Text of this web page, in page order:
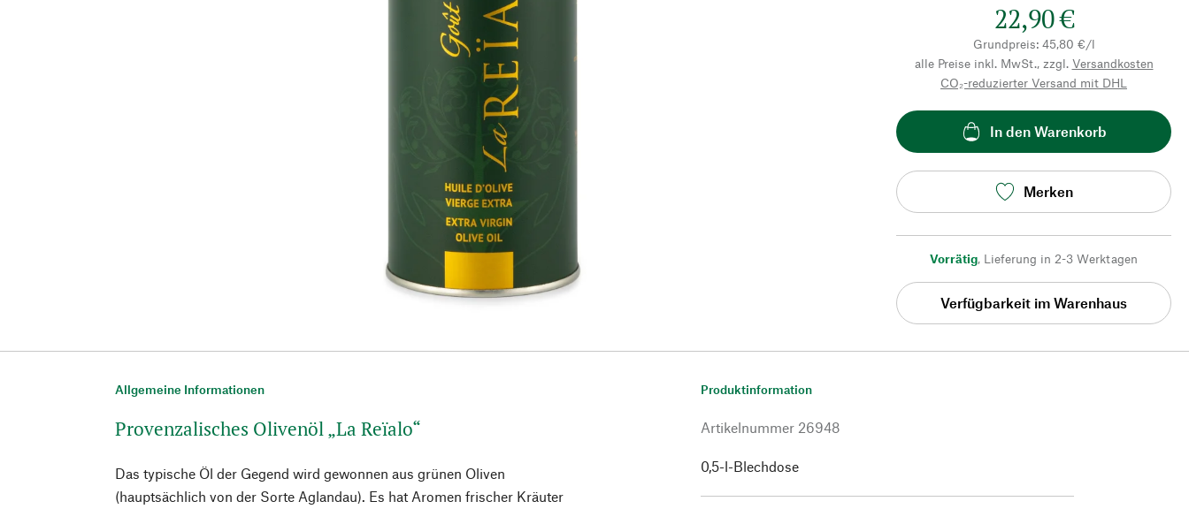
22,90 €
Grundpreis: 45,80 €/l
alle Preise inkl. MwSt., zzgl. Versandkosten
CO₂-reduzierter Versand mit DHL
In den Warenkorb
Merken
Vorrätig, Lieferung in 2-3 Werktagen
Verfügbarkeit im Warenhaus
Allgemeine Informationen
Provenzalisches Olivenöl „La Reïalo“
Das typische Öl der Gegend wird gewonnen aus grünen Oliven
(hauptsächlich von der Sorte Aglandau). Es hat Aromen frischer Kräuter
Produktinformation
Artikelnummer 26948
0,5-l-Blechdose